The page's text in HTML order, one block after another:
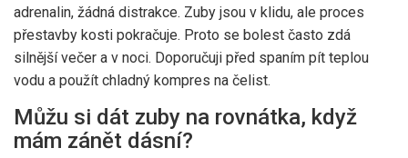
adrenalin, žádná distrakce. Zuby jsou v klidu, ale proces
přestavby kosti pokračuje. Proto se bolest často zdá
silnější večer a v noci. Doporučuji před spaním pít teplou
vodu a použít chladný kompres na čelist.
Můžu si dát zuby na rovnátka, když
mám zánět dásní?